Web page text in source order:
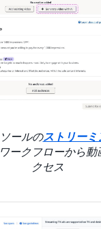
ールのストリーミ
ークフローから
クセス